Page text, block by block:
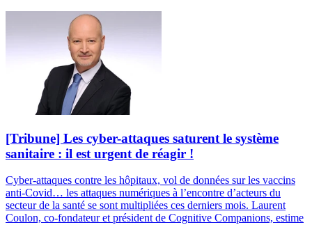
[Tribune] Les cyber-attaques saturent le système
sanitaire : il est urgent de réagir !
Cyber-attaques contre les hôpitaux, vol de données sur les vaccins
anti-Covid… les attaques numériques à l’encontre d’acteurs du
secteur de la santé se sont multipliées ces derniers mois. Laurent
Coulon, co-fondateur et président de Cognitive Companions, estime